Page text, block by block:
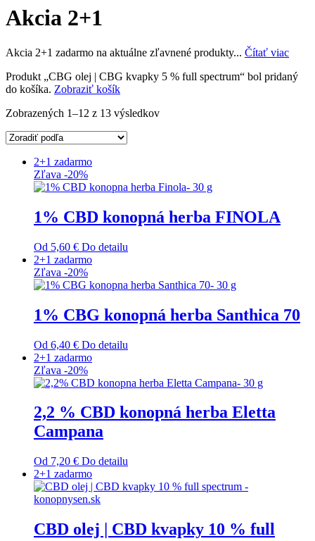
Akcia 2+1
Akcia 2+1 zadarmo na aktuálne zľavnené produkty... Čítať viac
Produkt „CBG olej | CBG kvapky 5 % full spectrum“ bol pridaný
do košíka. Zobraziť košík
Zobrazených 1–12 z 13 výsledkov
2+1 zadarmo
Zľava -20%
1% CBD konopná herba FINOLA
Od 5,60 € Do detailu
Tento
produkt
má
variantov.
Možnosti
môžete
vybrať
na
stránke
2+1 zadarmo
Zľava -20%
1% CBG konopná herba Santhica 70
Od 6,40 € Do detailu
Tento
produkt
má
variantov.
Možnosti
si
vybrať
na
stránke
produktu.
2+1 zadarmo
Zľava -20%
2,2 % CBD konopná herba Eletta
Campana
Od 7,20 € Do detailu
Tento
produkt
má
variantov.
Možnosti
2+1 zadarmo
CBD olej | CBD kvapky 10 % full